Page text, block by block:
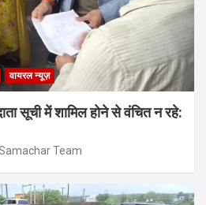
वायरल न्यूज़
सूची में शामिल होने से वंचित न रहे:
Team